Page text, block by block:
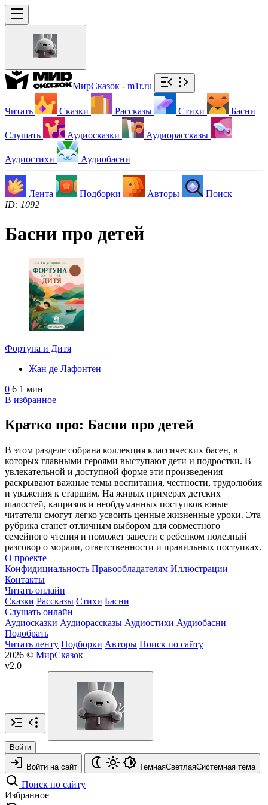
МирСказок - m1r.ru
Читать Сказки Рассказы Стихи Басни
Слушать Аудиосказки Аудиорассказы
Аудиостихи Аудиобасни
Лента Подборки Авторы
Поиск
ID: 1092
Басни про детей
Фортуна и Дитя
Жан де Лафонтен
0 6 1 мин
В избранное
Кратко про: Басни про детей
В этом разделе собрана коллекция классических басен, в
которых главными героями выступают дети и подростки. В
увлекательной и доступной форме эти произведения
раскрывают важные темы воспитания, честности, трудолюбия
и уважения к старшим. На живых примерах детских
шалостей, капризов и необдуманных поступков юные
читатели смогут легко усвоить ценные жизненные уроки. Эта
рубрика станет отличным выбором для совместного
семейного чтения и поможет завести с ребенком полезный
разговор о морали, ответственности и правильных поступках.
О проекте
Конфидициальность Правообладателям Иллюстрации
Контакты
Читать онлайн
Сказки Рассказы Стихи Басни
Слушать онлайн
Аудиосказки Аудиорассказы Аудиостихи Аудиобасни
Подобрать
Читать ленту Подборки Авторы Поиск по сайту
2026 © МирСказок
v2.0
Войти
Войти на сайт ТемнаяСветлаяСистемная тема
Поиск по сайту
Избранное